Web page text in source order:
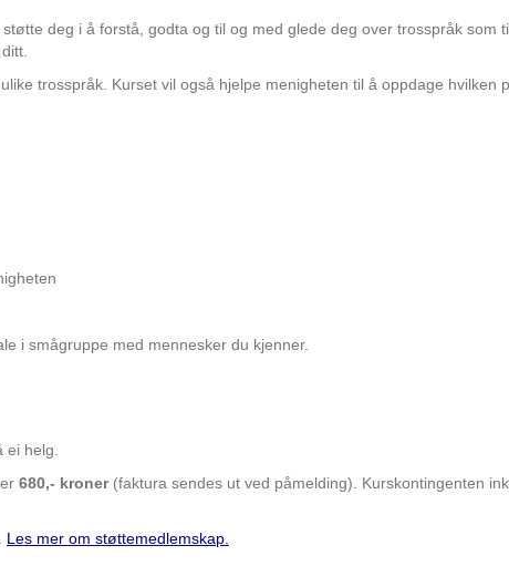
deg i å forstå, godta og til og med glede deg over trosspråk som
trosspråk. Kurset vil også hjelpe menigheten til å oppdage hvilken
i smågruppe med mennesker du kjenner.
helg.
680,- kroner (faktura sendes ut ved påmelding). Kurskontingenten
Les mer om støttemedlemskap.